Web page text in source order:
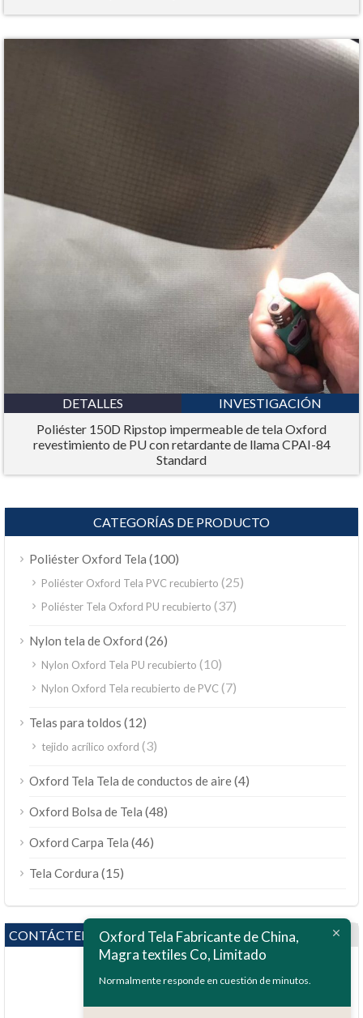
DETALLES
INVESTIGACIÓN
Poliéster 150D Ripstop impermeable de tela Oxford
revestimiento de PU con retardante de llama CPAI-84
Standard
CATEGORÍAS DE PRODUCTO
Poliéster Oxford Tela (100)
Poliéster Oxford Tela PVC recubierto (25)
Poliéster Tela Oxford PU recubierto (37)
Nylon tela de Oxford (26)
Nylon Oxford Tela PU recubierto (10)
Nylon Oxford Tela recubierto de PVC(7)
Telas para toldos (12)
tejido acrílico oxford (3)
Oxford Tela Tela de conductos de aire(4)
Oxford Bolsa de Tela (48)
Oxford Carpa Tela (46)
Tela Cordura (15)
CONTÁCTENOSOxford Tela Fabricante de China,
Magra textiles Co, Limitado
Normalmente responde en cuestión de minutos.